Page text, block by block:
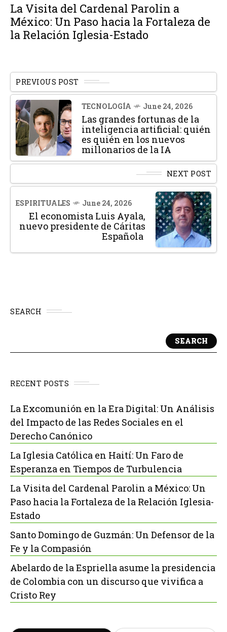
La Visita del Cardenal Parolin a
México: Un Paso hacia la Fortaleza de
la Relación Iglesia-Estado
PREVIOUS POST
TECNOLOGÍA June 24, 2026
Las grandes fortunas de la
inteligencia artificial: quién
es quién en los nuevos
millonarios de la IA
NEXT POST
ESPIRITUALES June 24, 2026
El economista Luis Ayala,
nuevo presidente de Cáritas
Española
SEARCH
SEARCH
RECENT POSTS
La Excomunión en la Era Digital: Un Análisis
del Impacto de las Redes Sociales en el
Derecho Canónico
La Iglesia Católica en Haití: Un Faro de
Esperanza en Tiempos de Turbulencia
La Visita del Cardenal Parolin a México: Un
Paso hacia la Fortaleza de la Relación Iglesia-
Estado
Santo Domingo de Guzmán: Un Defensor de la
Fe y la Compasión
Abelardo de la Espriella asume la presidencia
de Colombia con un discurso que vivifica a
Cristo Rey